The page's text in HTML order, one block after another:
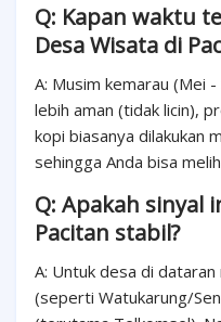
Q: Kapan waktu
Desa Wisata di
A: Musim kemarau (Mei
lebih aman (tidak licin),
kopi biasanya dilakukan
sehingga Anda bisa
Q: Apakah sinyal
Pacitan stabil?
A: Untuk desa di
(seperti Watukarung/